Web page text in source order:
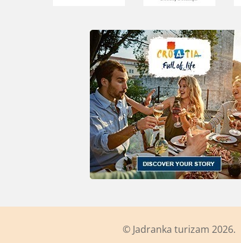
© Jadranka turizam 2026.